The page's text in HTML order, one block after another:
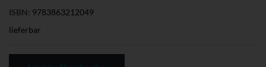
ISBN: 9783863212049
lieferbar